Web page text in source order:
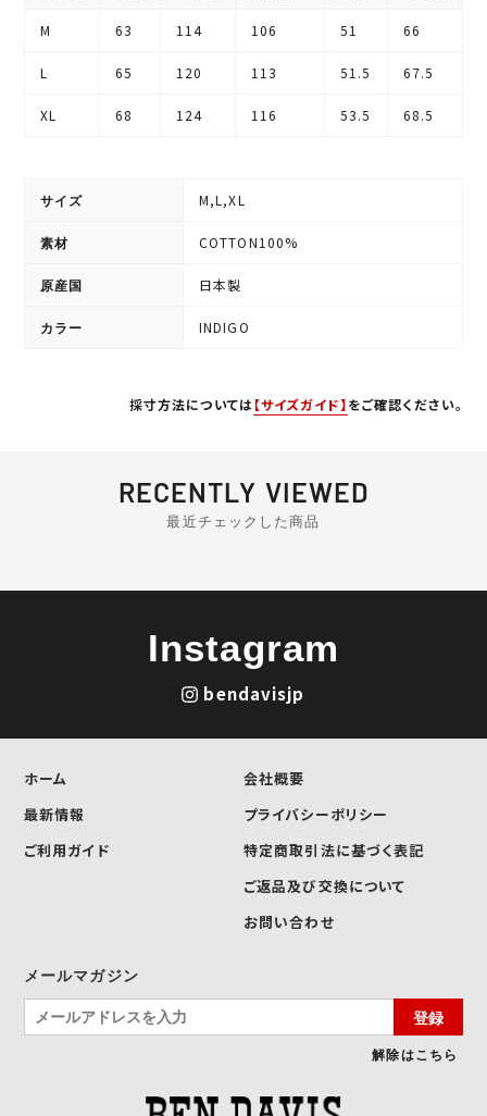
M 63 114 106 51 66
L 65 120 113 51.5 67.5
XL 68 124 116 53.5 68.5
サイズ M,L,XL
素材 COTTON100%
原産国 日本製
カラー INDIGO
採寸方法については【サイズガイド】 をご確認ください。
RECENTLY VIEWED
最近チェックした商品
Instagram
bendavisjp
ホーム
最新情報
ご利用ガイド
会社概要
プライバシーポリシー
特定商取引法に基づく表記
ご返品及び交換について
お問い合わせ
メールマガジン
登録
解除はこちら